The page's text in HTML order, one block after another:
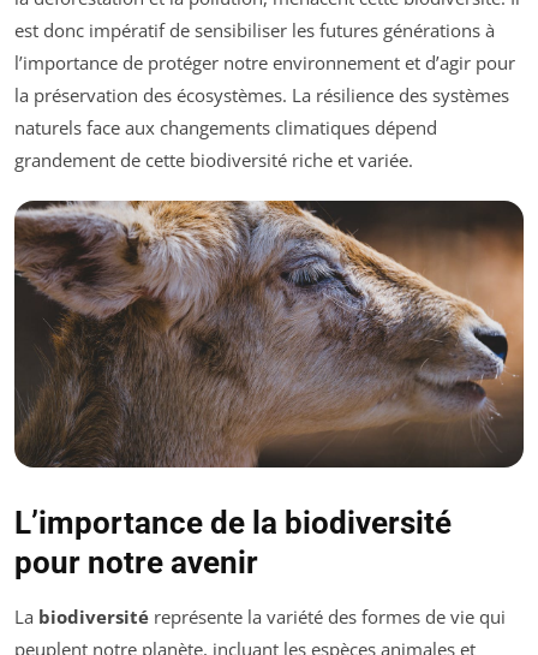
est donc impératif de sensibiliser les futures générations à
l’importance de protéger notre environnement et d’agir pour
la préservation des écosystèmes. La résilience des systèmes
naturels face aux changements climatiques dépend
grandement de cette biodiversité riche et variée.
L’importance de la biodiversité
pour notre avenir
La biodiversité représente la variété des formes de vie qui
peuplent notre planète, incluant les espèces animales et